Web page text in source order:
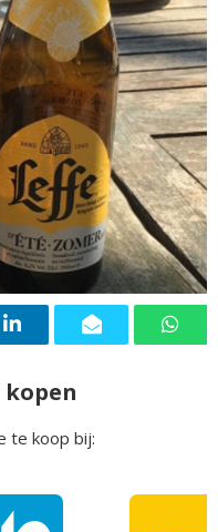
kopen
te koop bij: